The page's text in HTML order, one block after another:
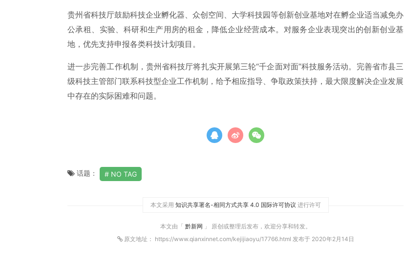
贵州省科技厅鼓励科技企业孵化器、众创空间、大学科技园等创新创业基地对在孵企业适当减免办
公承租、实验、科研和生产用房的租金，降低企业经营成本。对服务企业表现突出的创新创业基
地，优先支持申报各类科技计划项目。
进一步完善工作机制，贵州省科技厅将扎实开展第三轮“千企面对面”科技服务活动。完善省市县三
级科技主管部门联系科技型企业工作机制，给予相应指导、争取政策扶持，最大限度解决企业发展
中存在的实际困难和问题。
话题： NO TAG
本文采用 知识共享署名-相同方式共享 4.0 国际许可协议 进行许可
本文由「 黔新网 」 原创或整理后发布，欢迎分享和转发。
原文地址： https://www.qianxinnet.com/kejijiaoyu/17766.html 发布于 2020年2月14日